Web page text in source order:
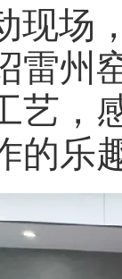
现场
雷州
艺，
的乐